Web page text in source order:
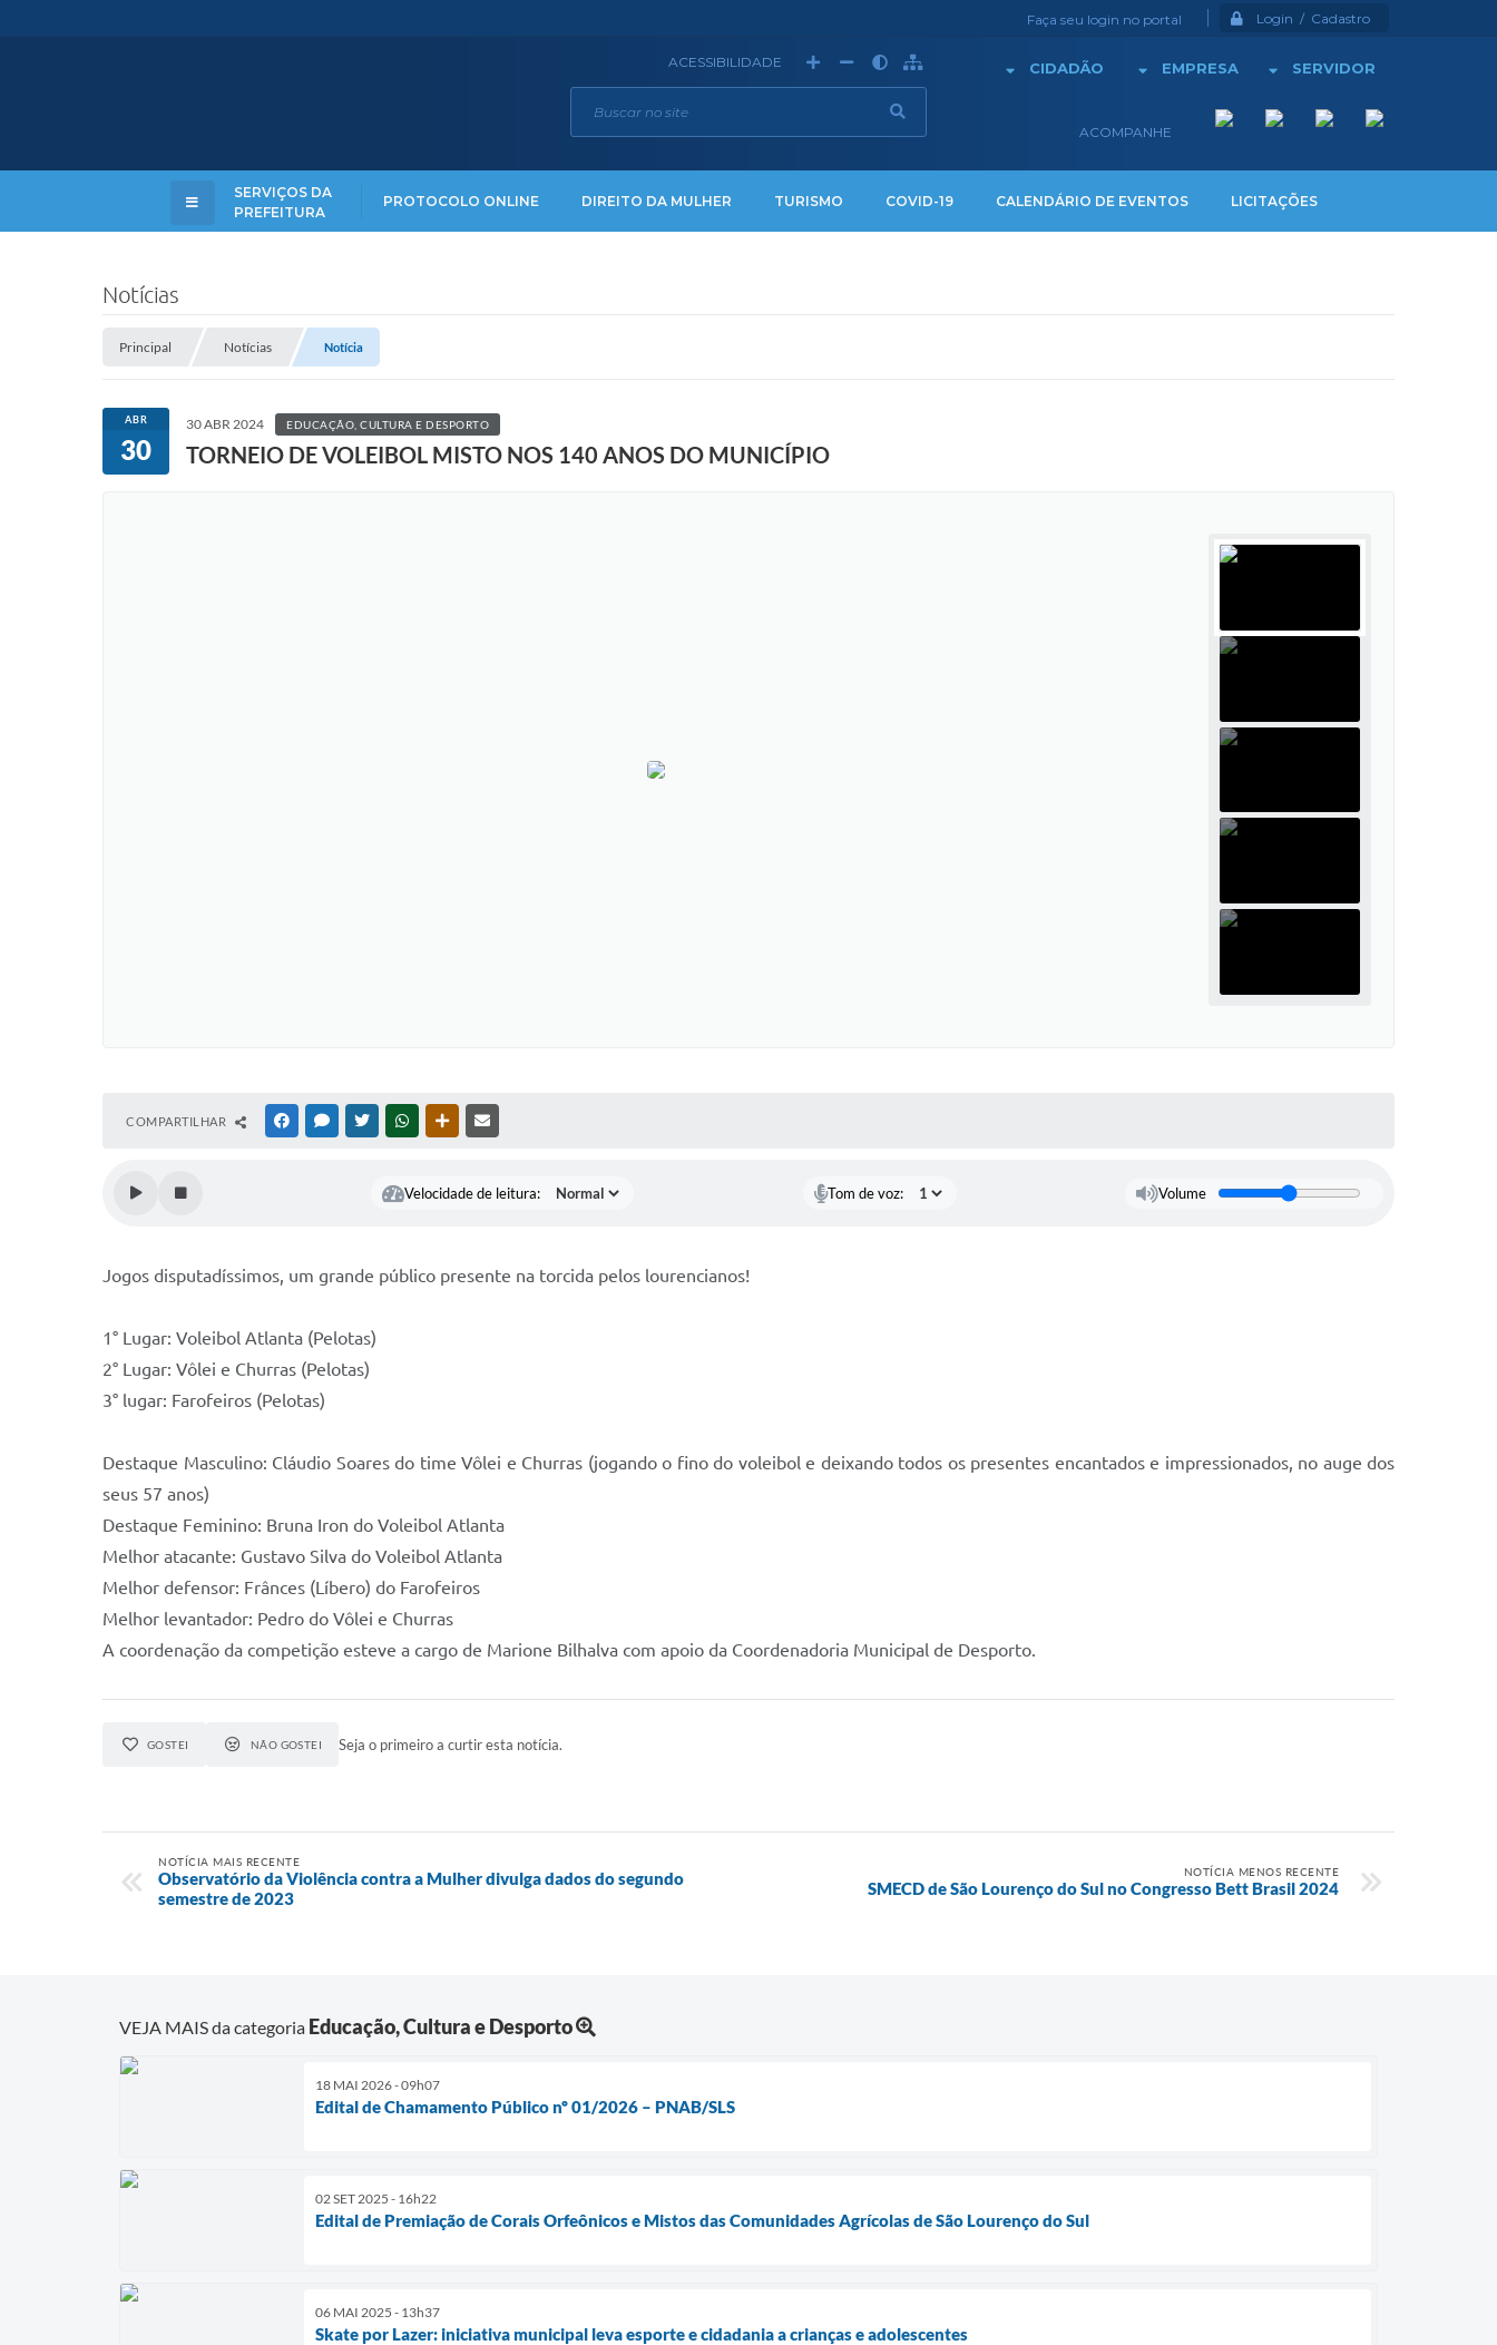
Faça seu login no portal Login / Cadastro
CIDADÃO EMPRESA SERVIDOR
ACOMPANHE
ACESSIBILIDADE
SERVIÇOS DA
PREFEITURA
PROTOCOLO ONLINE DIREITO DA MULHER TURISMO COVID-19 CALENDÁRIO DE EVENTOS LICITAÇÕES
Notícias
Principal Notícias Notícia
ABR
30
30 ABR 2024 EDUCAÇÃO, CULTURA E DESPORTO
TORNEIO DE VOLEIBOL MISTO NOS 140 ANOS DO MUNICÍPIO
COMPARTILHAR FACEBOOKMESSENGER
TWITTERWHATSAPPOUTRAS MÍDIAS
Velocidade de leitura: Tom de voz: Volume
Jogos disputadíssimos, um grande público presente na torcida pelos lourencianos!
1° Lugar: Voleibol Atlanta (Pelotas)
2° Lugar: Vôlei e Churras (Pelotas)
3° lugar: Farofeiros (Pelotas)
Destaque Masculino: Cláudio Soares do time Vôlei e Churras (jogando o fino do voleibol e deixando todos os presentes encantados e impressionados, no auge dos
seus 57 anos)
Destaque Feminino: Bruna Iron do Voleibol Atlanta
Melhor atacante: Gustavo Silva do Voleibol Atlanta
Melhor defensor: Frânces (Líbero) do Farofeiros
Melhor levantador: Pedro do Vôlei e Churras
A coordenação da competição esteve a cargo de Marione Bilhalva com apoio da Coordenadoria Municipal de Desporto.
GOSTEI NÃO GOSTEI Seja o primeiro a curtir esta notícia.
NOTÍCIA MAIS RECENTE
Observatório da Violência contra a Mulher divulga dados do segundo
semestre de 2023
NOTÍCIA MENOS RECENTE
SMECD de São Lourenço do Sul no Congresso Bett Brasil 2024
VEJA MAIS da categoria Educação, Cultura e Desporto
18 MAI 2026 - 09h07
Edital de Chamamento Público nº 01/2026 – PNAB/SLS
02 SET 2025 - 16h22
Edital de Premiação de Corais Orfeônicos e Mistos das Comunidades Agrícolas de São Lourenço do Sul
06 MAI 2025 - 13h37
Skate por Lazer: iniciativa municipal leva esporte e cidadania a crianças e adolescentes